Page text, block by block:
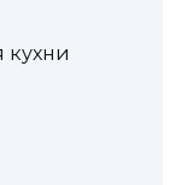
кухни